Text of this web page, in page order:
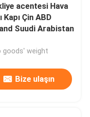
acentesi Hava
Kapı Çin ABD
Suudi Arabistan
goods' weight
Bize ulaşın